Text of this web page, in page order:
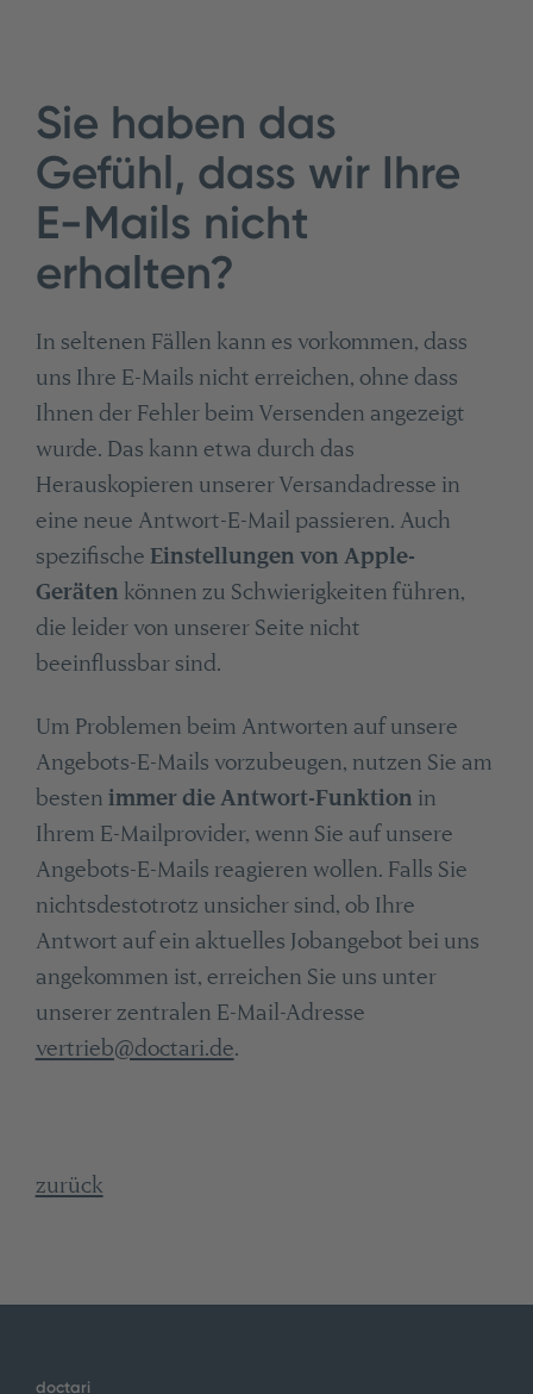
Sie haben das
Gefühl, dass wir Ihre
E-Mails nicht
erhalten?
In seltenen Fällen kann es vorkommen, dass
uns Ihre E-Mails nicht erreichen, ohne dass
Ihnen der Fehler beim Versenden angezeigt
wurde. Das kann etwa durch das
Herauskopieren unserer Versandadresse in
eine neue Antwort-E-Mail passieren. Auch
spezifische Einstellungen von Apple-
Geräten können zu Schwierigkeiten führen,
die leider von unserer Seite nicht
beeinflussbar sind.
Um Problemen beim Antworten auf unsere
Angebots-E-Mails vorzubeugen, nutzen Sie am
besten immer die Antwort-Funktion in
Ihrem E-Mailprovider, wenn Sie auf unsere
Angebots-E-Mails reagieren wollen. Falls Sie
nichtsdestotrotz unsicher sind, ob Ihre
Antwort auf ein aktuelles Jobangebot bei uns
angekommen ist, erreichen Sie uns unter
unserer zentralen E-Mail-Adresse
vertrieb@doctari.de.
zurück
doctari